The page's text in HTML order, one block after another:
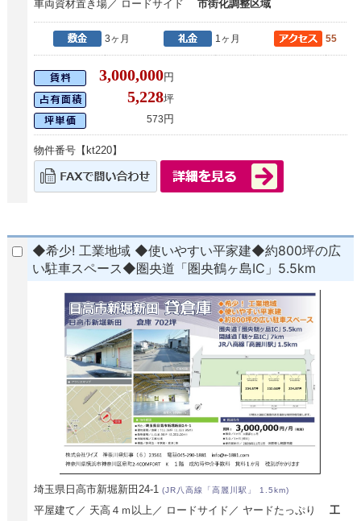
車両資材置き場／ ロードサイド市街化調整区域
3ヶ月 1ヶ月 55
3,000,000円
5,228坪
573 円
物件番号【kt220】
◆希少! 工業地域 ◆使いやすい平家建◆約800坪の広
い駐車スペース◆圏央道「圏央鶴ヶ島IC」5.5km
埼玉県日高市新堀新田24-1(JR八高線「高麗川駅」 1.5km)
平屋建て／ 天高４ｍ以上／ ロードサイド／ ヤードたっぷり工